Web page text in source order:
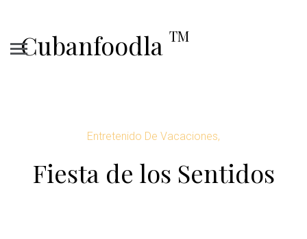
Cubanfoodla TM
Entretenido De Vacaciones,
Fiesta de los Sentidos